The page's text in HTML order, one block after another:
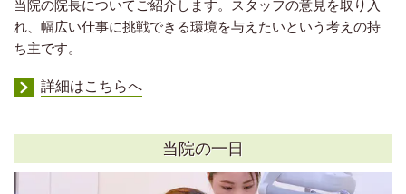
当院の院長についてご紹介します。スタッフの意見を取り入
れ、幅広い仕事に挑戦できる環境を与えたいという考えの持
ち主です。
詳細はこちらへ
当院の一日